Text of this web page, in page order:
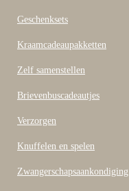
b
o
Geschenksets
Kraamcadeaupakketten
Zelf samenstellen
Brievenbuscadeautjes
Verzorgen
Knuffelen en spelen
Zwangerschapsaankondiging